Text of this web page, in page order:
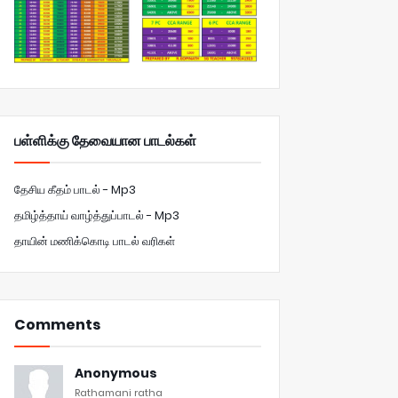
பள்ளிக்கு தேவையான பாடல்கள்
தேசிய கீதம் பாடல் - Mp3
தமிழ்த்தாய் வாழ்த்துப்பாடல் - Mp3
தாயின் மணிக்கொடி பாடல் வரிகள்
Comments
Anonymous
Rathamani ratha